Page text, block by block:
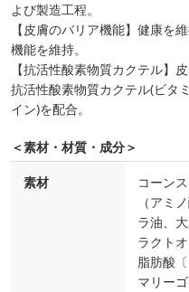
よび製造工程。
【皮膚のバリア機能】健康を
機能を維持。
【抗活性酸素物質カクテル】
抗活性酸素物質カクテル(ビタ
イン)を配合。
＜素材・材質・成分＞
素材
コーン
（アミ
ラ油、
ラクト
脂肪酸
マリー